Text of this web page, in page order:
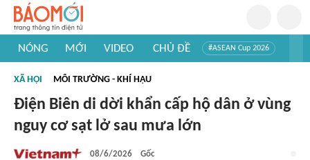
NÓNG MỚI VIDEO CHỦ ĐỀ #ASEAN Cup 2026
#Khám phá thế giới
XÃ HỘI MÔI TRƯỜNG - KHÍ HẬU
Điện Biên di dời khẩn cấp hộ dân ở vùng
nguy cơ sạt lở sau mưa lớn
08/6/2026 Gốc